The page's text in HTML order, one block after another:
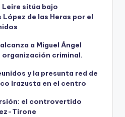
Leire sitúa bajo
de las Heras por el
a Miguel Ángel
criminal.
y la presunta red de
Irazusta en el centro
el controvertido
Tirone